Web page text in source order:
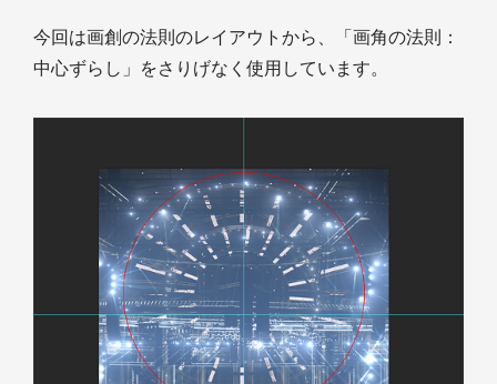
今回は画創の法則のレイアウトから、「画角の法則：
中心ずらし」をさりげなく使用しています。